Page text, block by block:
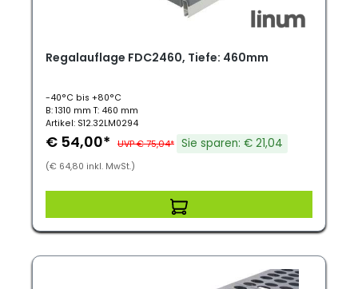
Regalauflage FDC2460, Tiefe: 460mm
-40°C bis +80°C
B: 1310 mm T: 460 mm
Artikel: S12.32LM0294
€ 54,00* UVP € 75,04* Sie sparen: € 21,04
(€ 64,80 inkl. MwSt.)